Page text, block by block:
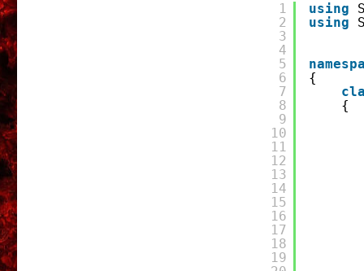
1
2
3
4
5
6
7
8
9
10
11
12
13
14
15
16
17
18
19
using
using
{
{